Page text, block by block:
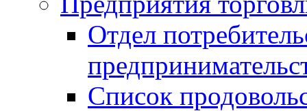
Отдел
Список